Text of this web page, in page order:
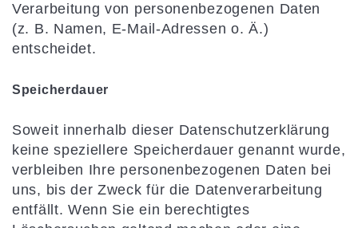
Verarbeitung von personenbezogenen Daten
(z. B. Namen, E-Mail-Adressen o. Ä.)
entscheidet.
Speicherdauer
Soweit innerhalb dieser Datenschutzerklärung
keine speziellere Speicherdauer genannt wurde,
verbleiben Ihre personenbezogenen Daten bei
uns, bis der Zweck für die Datenverarbeitung
entfällt. Wenn Sie ein berechtigtes